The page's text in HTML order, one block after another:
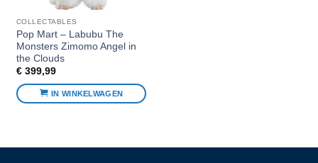
COLLECTABLES
Pop Mart – Labubu The
Monsters Zimomo Angel in
the Clouds
€399,99
IN WINKELWAGEN